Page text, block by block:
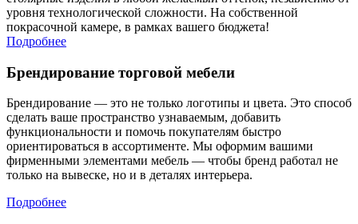
уровня технологической сложности. На собственной
покрасочной камере, в рамках вашего бюджета!
Подробнее
Брендирование торговой мебели
Брендирование — это не только логотипы и цвета. Это способ
сделать ваше пространство узнаваемым, добавить
функциональности и помочь покупателям быстро
ориентироваться в ассортименте. Мы оформим вашими
фирменными элементами мебель — чтобы бренд работал не
только на вывеске, но и в деталях интерьера.
Подробнее